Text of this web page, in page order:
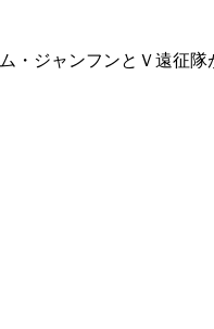
ジャンフンとＶ遠征